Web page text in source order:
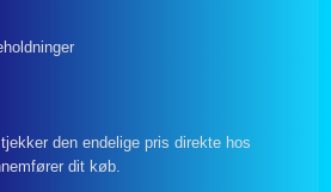
den endelige pris direkte hos
dit køb.